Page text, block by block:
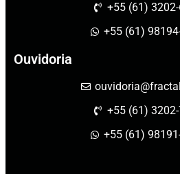
+55 (61)
+55 (61)
Ouvidoria
+55 (61)
+55 (61)